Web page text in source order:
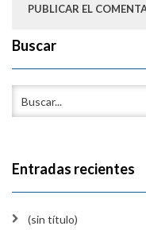
Buscar
Entradas recientes
(sin título)